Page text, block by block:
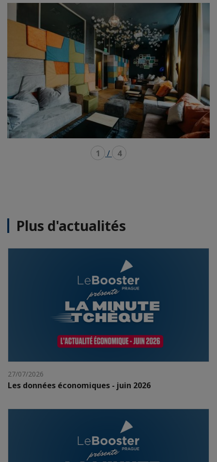
mosaïque
1 / 4
Plus d'actualités
27/07/2026
Les données économiques - juin 2026